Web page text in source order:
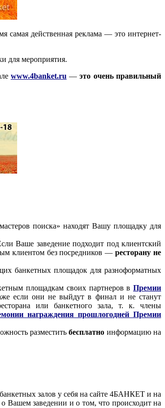
самая действенная реклама — это интернет-
для мероприятия.
www.4banket.ru —это очень правильный
поиска» находят Вашу площадку для
Ваше заведение подходит под клиентский
клиентом без посредников —ресторану не
банкетных площадок для разноформатных
площадкам своих партнеров вПремии
если они не выйдут в финал и не станут
или банкетного зала, т. к. члены
награждения прошлогодней Премии
разместитьбесплатно информацию на
залов у себя на сайте 4БАНКЕТ и на
Вашем заведении и о том, что происходит на